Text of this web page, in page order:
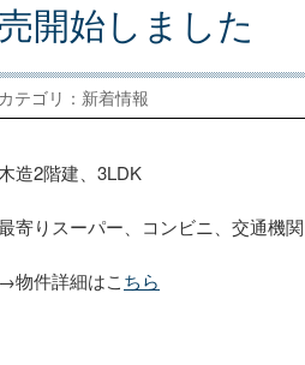
売開始し ま した
カテゴリ：新着情報
木造2階建、3LDK
寄りスーパー、コンビニ、交通機
→物件詳細はこ ちら